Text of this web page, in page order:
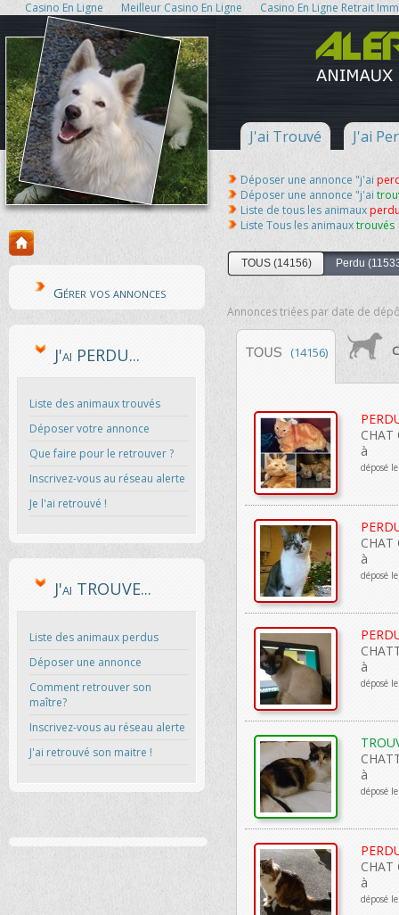
Casino En Ligne Meilleur Casino En Ligne Casino En Ligne Retrait
J'ai Trouvé J'ai
Gérer vos annonces
J'ai PERDU...
Liste des animaux trouvés
Déposer votre annonce
Que faire pour le retrouver ?
Inscrivez-vous au réseau alerte
Je l'ai retrouvé !
J'ai TROUVE...
Liste des animaux perdus
Déposer une annonce
Comment retrouver son
maître?
Inscrivez-vous au réseau alerte
J'ai retrouvé son maitre !
Déposer une annonce "j'ai
Déposer une annonce "j'ai
Liste de tous les animaux
Liste Tous les animauxtrouvés
TOUS (14156) Perdu
TOUS (14156)
Annonces triées par date de
(14156)
CHAT
à
déposé
CHAT
à
déposé
à
déposé
à
déposé
CHAT
à
déposé